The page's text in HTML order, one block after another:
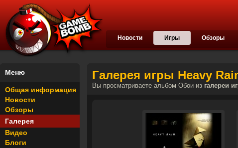
Новости Игры Обзоры
Меню
Общая информация
Новости
Обзоры
Галерея
Видео
Блоги
Галерея игры Heavy
Вы просматриваете альбом Обои из галереи